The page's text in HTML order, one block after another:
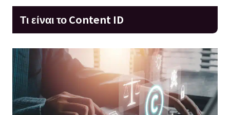
Τι είναι το Content ID